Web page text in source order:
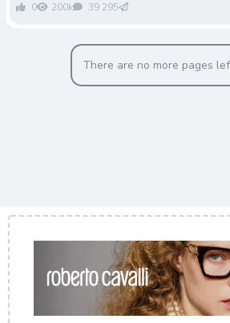
0 200k 39 295
There are no more pages